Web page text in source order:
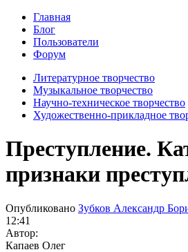
Главная
Блог
Пользователи
Форум
Литературное творчество
Музыкальное творчество
Научно-техническое творчество
Художественно-прикладное
Преступление.
признаки
Опубликовано Зубков Александр
12:41
Автор:
Капаев Олег